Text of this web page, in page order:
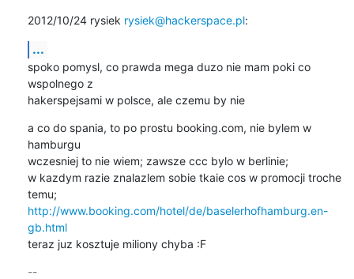
2012/10/24 rysiek rysiek@hackerspace.pl:
...
spoko pomysl, co prawda mega duzo nie mam poki co
wspolnego z
hakerspejsami w polsce, ale czemu by nie
a co do spania, to po prostu booking.com, nie bylem w
hamburgu
wczesniej to nie wiem; zawsze ccc bylo w berlinie;
w kazdym razie znalazlem sobie tkaie cos w promocji troche
http://www.booking.com/hotel/de/baselerhofhamburg.en-
gb.html
teraz juz kosztuje miliony chyba :F
--